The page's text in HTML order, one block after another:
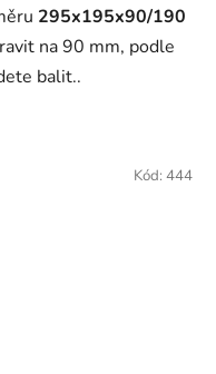
295x195x90/190
na 90 mm, podle
balit..
Kód: 444